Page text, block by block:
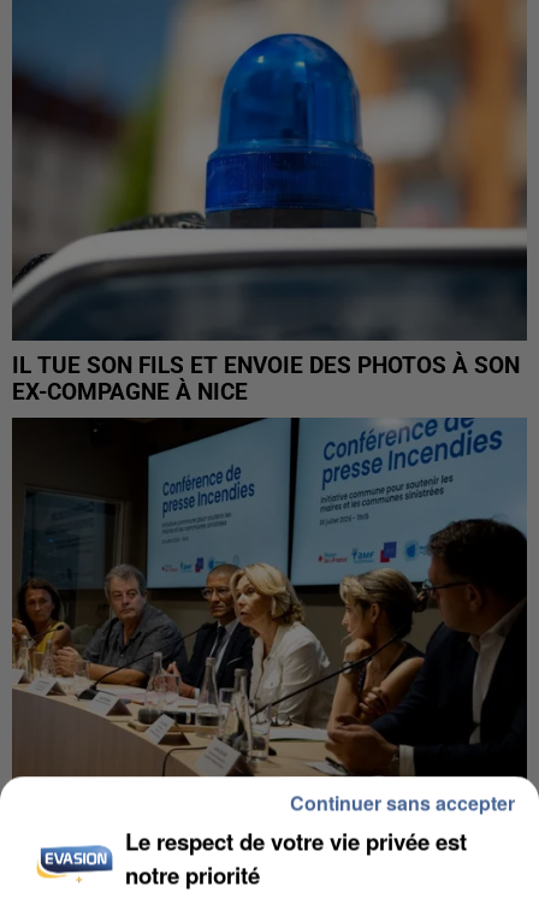
IL TUE SON FILS ET ENVOIE DES PHOTOS À SON
EX-COMPAGNE À NICE
INCENDIES : L’ÎLE-DE-FRANCE LANCE UN ÉLAN
DE SOLIDARITÉ AVEC LES...
Le respect de votre vie privée est
notre priorité
Continuer sans accepter